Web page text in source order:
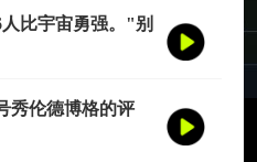
比宇宙勇强。"别
，我给您掰开了
秀伦德博格的评
博格是夏联最耀